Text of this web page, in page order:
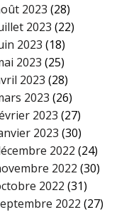
2023 (28)
2023 (22)
2023 (18)
2023 (25)
2023 (28)
2023 (26)
2023 (27)
2023 (30)
2022 (24)
2022 (30)
2022 (31)
2022 (27)